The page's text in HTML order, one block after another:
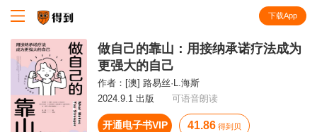
下载App
做自己的靠山：用接纳承诺疗法成为
更强大的自己
作者： [澳] 路易丝·L.海斯
2024.9.1 出版
可语音朗读
开通电子书VIP 41.86 得到贝